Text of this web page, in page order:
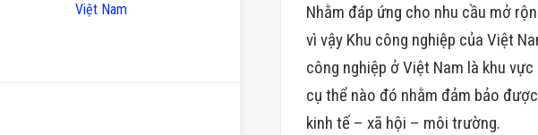
Việt Nam
Nhằm đáp ứng cho nhu cầu mở
vì vậy Khu công nghiệp của Việt
công nghiệp ở Việt Nam là khu
cụ thể nào đó nhằm đảm bảo
kinh tế – xã hội – môi trường.